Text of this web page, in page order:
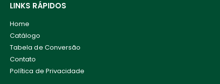
LINKS RÁPIDOS
Home
Catálogo
Tabela de Conversão
Contato
Política de Privacidade